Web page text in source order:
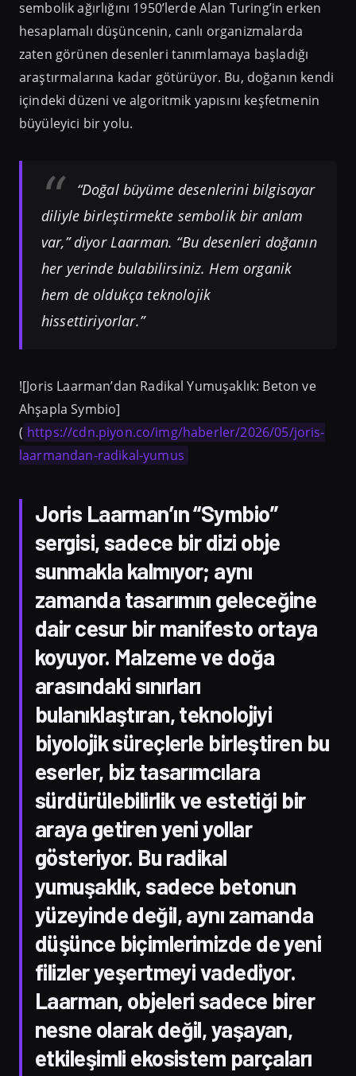
sembolik ağırlığını 1950’lerde Alan Turing’in erken
hesaplamalı düşüncenin, canlı organizmalarda
zaten görünen desenleri tanımlamaya başladığı
araştırmalarına kadar götürüyor. Bu, doğanın kendi
içindeki düzeni ve algoritmik yapısını keşfetmenin
büyüleyici bir yolu.
“Doğal büyüme desenlerini bilgisayar
diliyle birleştirmekte sembolik bir anlam
var,” diyor Laarman. “Bu desenleri doğanın
her yerinde bulabilirsiniz. Hem organik
hem de oldukça teknolojik
hissettiriyorlar.”
![Joris Laarman’dan Radikal Yumuşaklık: Beton ve
Ahşapla Symbio]
( https://cdn.piyon.co/img/haberler/2026/05/joris-
laarmandan-radikal-yumus
Joris Laarman’ın “Symbio”
sergisi, sadece bir dizi obje
sunmakla kalmıyor; aynı
zamanda tasarımın geleceğine
dair cesur bir manifesto ortaya
koyuyor. Malzeme ve doğa
arasındaki sınırları
bulanıklaştıran, teknolojiyi
biyolojik süreçlerle birleştiren bu
eserler, biz tasarımcılara
sürdürülebilirlik ve estetiği bir
araya getiren yeni yollar
gösteriyor. Bu radikal
yumuşaklık, sadece betonun
yüzeyinde değil, aynı zamanda
düşünce biçimlerimizde de yeni
filizler yeşertmeyi vadediyor.
Laarman, objeleri sadece birer
nesne olarak değil, yaşayan,
etkileşimli ekosistem parçaları